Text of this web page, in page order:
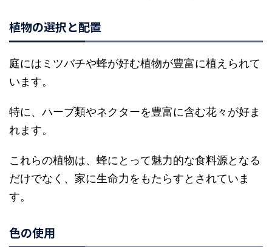
植物の選択と配置
庭にはミツバチや蜂が好む植物が豊富に植えられて
います。
特に、ハーブ類やネクターを豊富に含む花々が好ま
れます。
これらの植物は、蜂にとって魅力的な食料源となる
だけでなく、家に生命力をもたらすとされていま
す。
色の使用